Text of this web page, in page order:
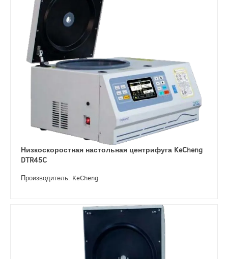
Низкоскоростная настольная центрифуга KeCheng
DTR45C
Производитель: KeCheng